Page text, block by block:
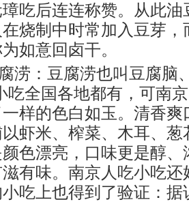
吃后连连称赞。从此
烧制中时常加入豆芽
如意回卤干。
涝：豆腐涝也叫豆腐脑
吃全国各地都有，可南
样的色白如玉。清香
虾米、榨菜、木耳、
色漂亮，口味更是醇
有味。南京人吃小吃还
吃上也得到了验证：